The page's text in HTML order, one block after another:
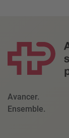
Avancer.
Ensemble.